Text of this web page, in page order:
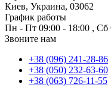
Киев, Украина, 03062
График работы
Пн - Пт 09:00 - 18:00 , Сб
Звоните нам
+38 (096) 241-28-86
+38 (050) 232-63-60
+38 (063) 726-11-55